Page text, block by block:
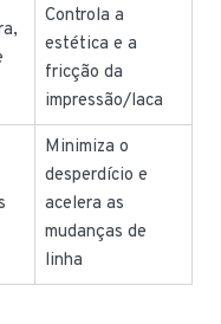
Controla a
estética e a
fricção da
impressão/laca
Minimiza o
desperdício e
acelera as
mudanças de
linha